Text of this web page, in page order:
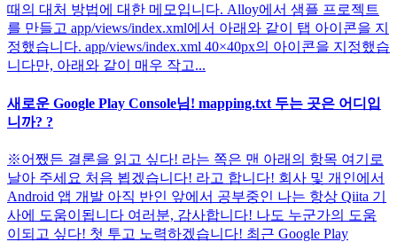
때의 대처 방법에 대한 메모입니다. Alloy에서 샘플 프로젝트
를 만들고 app/views/index.xml에서 아래와 같이 탭 아이콘을 지
정했습니다. app/views/index.xml 40×40px의 아이콘을 지정했습
니다만, 아래와 같이 매우 작고...
새로운 Google Play Console님! mapping.txt 두는 곳은 어디입
니까? ?
※어쨌든 결론을 읽고 싶다! 라는 쪽은 맨 아래의 항목 여기로
날아 주세요 처음 뵙겠습니다! 라고 합니다! 회사 및 개인에서
Android 앱 개발 아직 반인 앞에서 공부중인 나는 항상 Qiita 기
사에 도움이됩니다 여러분, 감사합니다! 나도 누군가의 도움
이되고 싶다! 첫 투고 노력하겠습니다! 최근 Google Play